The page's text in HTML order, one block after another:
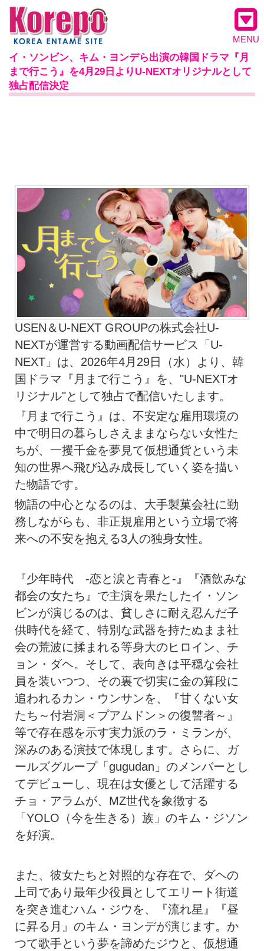
MENU
イ・ソンビン、キム・ヨンデら出演の韓国ドラマ『月
まで行こう』を4月29日よりU-NEXTオリジナルとして
独占配信決定
USEN＆U-NEXT GROUPの株式会社U-
NEXTが運営する動画配信サービス「U-
NEXT」は、2026年4月29日（水）より、韓
国ドラマ『月まで行こう』を、"U-NEXTオ
リジナル"として独占で配信いたします。
『月まで行こう』は、不安定な雇用環境の
中で明日の暮らしさえままならない女性た
ちが、一攫千金を夢見て仮想通貨という未
知の世界へ飛び込み成長していく姿を描い
た物語です。
物語の中心となるのは、大手製菓会社に勤
務しながらも、非正規雇用という立場で将
来への不安を抱える3人の独身女性。
『少年時代 -恋と涙と青春と-』『酒飲みな
都会の女たち』で主演を果たしたイ・ソン
ビンが演じるのは、貧しさに耐え忍んだ子
供時代を経て、特別な武器を持たぬまま社
会の荒波に揉まれる等身大のヒロイン、チ
ョン・ダヘ。そして、表向きは平穏な会社
員を装いつつ、その裏で切実に金の算段に
追われるカン・ウンサンを、『甘くない女
たち～付岩洞＜プアムドン＞の復讐者～』
等で存在感を示す実力派のラ・ミランが、
深みのある演技で体現します。さらに、ガ
ールズグループ「gugudan」のメンバーとし
てデビューし、現在は女優として活躍する
チョ・アラムが、MZ世代を象徴する
「YOLO（今を生きる）族」のキム・ジソン
を好演。
また、彼女たちと対照的な存在で、ダヘの
上司であり最年少役員としてエリート街道
を突き進むハム・ジウを、『流れ星』『昼
に昇る月』のキム・ヨンデが演じます。か
つて歌手という夢を諦めたジウと、仮想通